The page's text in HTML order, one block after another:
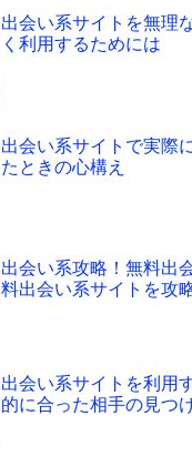
出会い系サイトを無理
く利用するためには
出会い系サイトで実際
たときの心構え
出会い系攻略！無料出
料出会い系サイトを攻
出会い系サイトを利用
的に合った相手の見つ